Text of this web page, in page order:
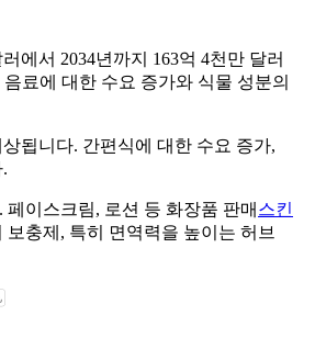
에서 2034년까지 163억 4천만 달러
료에 대한 수요 증가와 식물 성분의
됩니다. 간편식에 대한 수요 증가,
이스크림, 로션 등 화장품 판매 스킨
충제, 특히 면역력을 높이는 허브